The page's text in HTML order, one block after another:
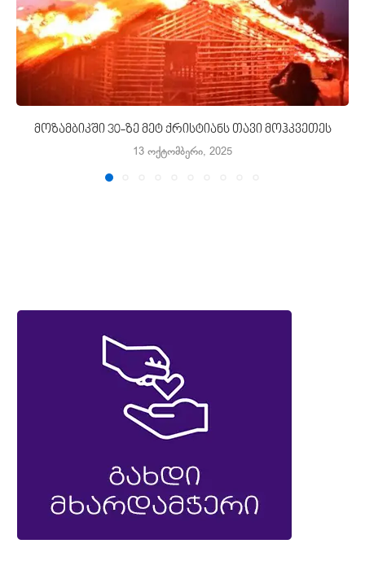
მოზამბიკში 30-ზე მეტ ქრისტიანს თავი მოჰკვეთეს
13 ოქტომბერი, 2025